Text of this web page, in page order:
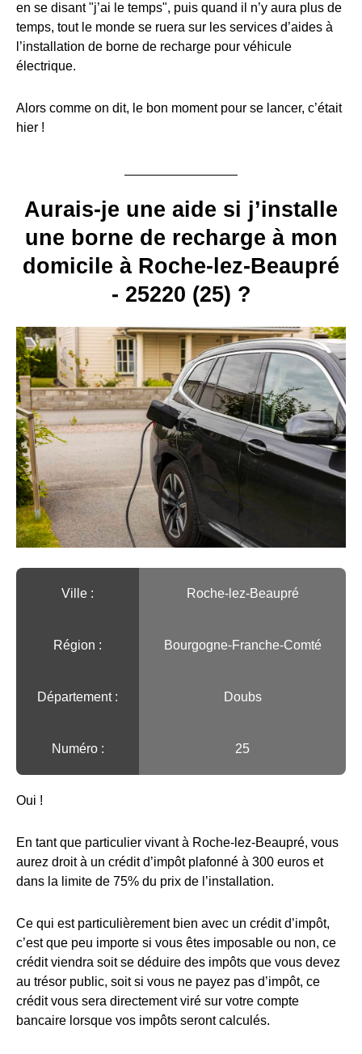
en se disant "j’ai le temps", puis quand il n’y aura plus de
temps, tout le monde se ruera sur les services d’aides à
l’installation de borne de recharge pour véhicule
électrique.
Alors comme on dit, le bon moment pour se lancer, c’était
hier !
Aurais-je une aide si j’installe
une borne de recharge à mon
domicile à Roche-lez-Beaupré
- 25220 (25) ?
Ville :️ Roche-lez-Beaupré
Région :️ Bourgogne-Franche-Comté
Département : Doubs
Numéro : 25
Oui !
En tant que particulier vivant à Roche-lez-Beaupré, vous
aurez droit à un crédit d’impôt plafonné à 300 euros et
dans la limite de 75% du prix de l’installation.
Ce qui est particulièrement bien avec un crédit d’impôt,
c’est que peu importe si vous êtes imposable ou non, ce
crédit viendra soit se déduire des impôts que vous devez
au trésor public, soit si vous ne payez pas d’impôt, ce
crédit vous sera directement viré sur votre compte
bancaire lorsque vos impôts seront calculés.